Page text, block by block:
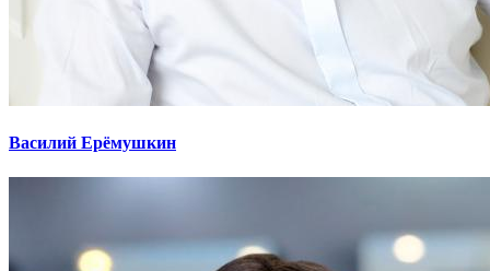
Василий Ерёмушкин